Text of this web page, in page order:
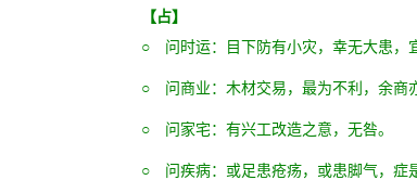
【占】
○ 问时运：目下防有小灾，幸无大患，
○ 问商业：木材交易，最为不利，余商
○ 问家宅：有兴工改造之意，无咎。
○ 问疾病：或足患疮疡，或患脚气，症